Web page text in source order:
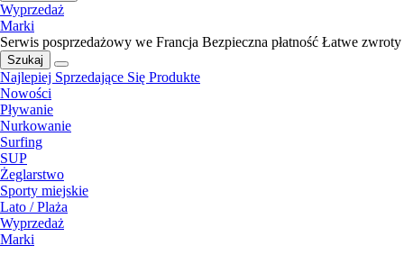
Wyprzedaż
Marki
Serwis posprzedażowy we Francja Bezpieczna płatność Łatwe zwroty
Szukaj
Najlepiej Sprzedające Się Produkte
Nowości
Pływanie
Nurkowanie
Surfing
SUP
Żeglarstwo
Sporty miejskie
Lato / Plaża
Wyprzedaż
Marki